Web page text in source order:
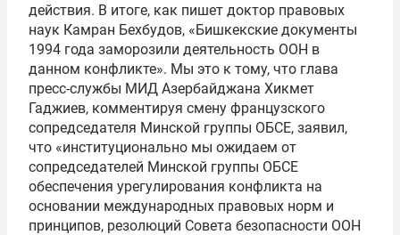
действия. В итоге, как пишет доктор правовых
наук Камран Бехбудов, «Бишкекские документы
1994 года заморозили деятельность ООН в
данном конфликте». Мы это к тому, что глава
пресс-службы МИД Азербайджана Хикмет
Гаджиев, комментируя смену французского
сопредседателя Минской группы ОБСЕ, заявил,
что «институционально мы ожидаем от
сопредседателей Минской группы ОБСЕ
обеспечения урегулирования конфликта на
основании международных правовых норм и
принципов, резолюций Совета безопасности ООН